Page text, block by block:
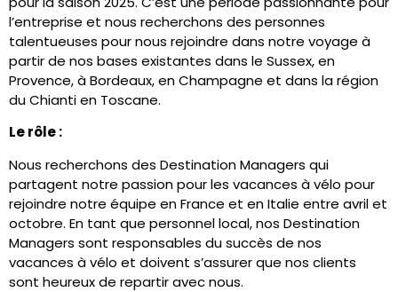
l’entreprise et nous recherchons des personnes
talentueuses pour nous rejoindre dans notre voyage à
partir de nos bases existantes dans le Sussex, en
Provence, à Bordeaux, en Champagne et dans la région
du Chianti en Toscane.
Le rôle :
Nous recherchons des Destination Managers qui
partagent notre passion pour les vacances à vélo pour
rejoindre notre équipe en France et en Italie entre avril et
octobre. En tant que personnel local, nos Destination
Managers sont responsables du succès de nos
vacances à vélo et doivent s’assurer que nos clients
sont heureux de repartir avec nous.